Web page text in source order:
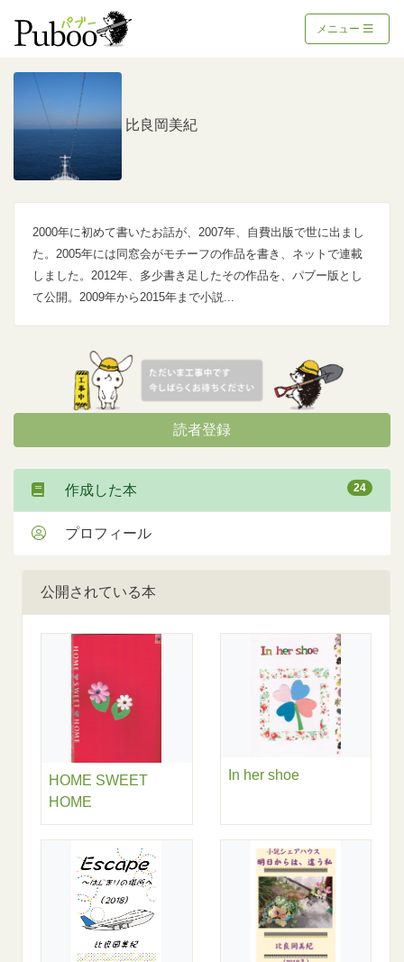
メニュー
公開されている本
HOME SWEET
HOME
In her shoe
比良岡美紀
2000年に初めて書いたお話が、2007年、自費出版で世に出まし
た。2005年には同窓会がモチーフの作品を書き、ネットで連載
しました。2012年、多少書き足したその作品を、パブー版とし
て公開。2009年から2015年まで小説...
読者登録
作成した本 24
プロフィール